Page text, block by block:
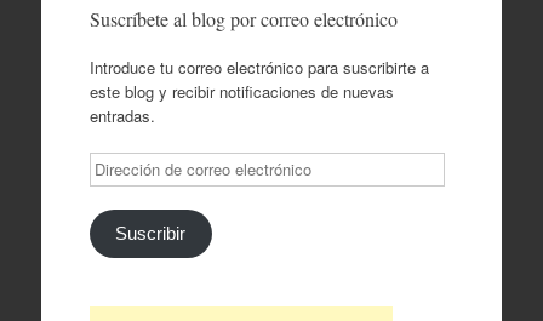
Suscríbete al blog por correo electrónico
Introduce tu correo electrónico para suscribirte a
este blog y recibir notificaciones de nuevas
entradas.
Dirección
de
correo
electrónico
Suscribir